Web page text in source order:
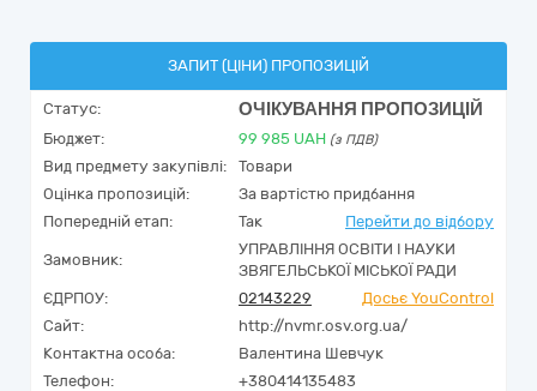
ЗАПИТ (ЦІНИ) ПРОПОЗИЦІЙ
Статус: ОЧІКУВАННЯ ПРОПОЗИЦІЙ
Бюджет: 99 985 UAH (з ПДВ)
Вид предмету закупівлі:
Товари
Оцінка пропозицій:
За вартістю придбання
Попередній етап:
Так Перейти до відбору
Замовник:
УПРАВЛІННЯ ОСВІТИ І НАУКИ
ЗВЯГЕЛЬСЬКОЇ МІСЬКОЇ РАДИ
ЄДРПОУ:
02143229
Досьє YouControl
Сайт:
http://nvmr.osv.org.ua/
Контактна особа:
Валентина Шевчук
Телефон:
+380414135483